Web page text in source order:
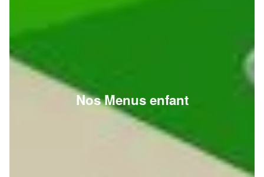
Nos Menus enfant